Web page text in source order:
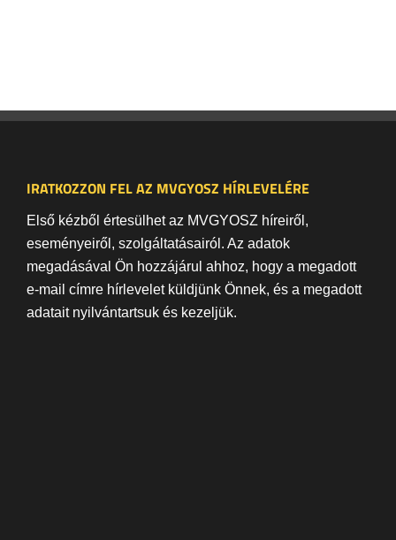
IRATKOZZON FEL AZ MVGYOSZ HÍRLEVELÉRE
Első kézből értesülhet az MVGYOSZ híreiről,
eseményeiről, szolgáltatásairól. Az adatok
megadásával Ön hozzájárul ahhoz, hogy a megadott
e-mail címre hírlevelet küldjünk Önnek, és a megadott
adatait nyilvántartsuk és kezeljük.